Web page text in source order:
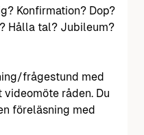
Konfirmation? Dop?
Hålla tal? Jubileum?
frågestund med
råden. Du
föreläsning med